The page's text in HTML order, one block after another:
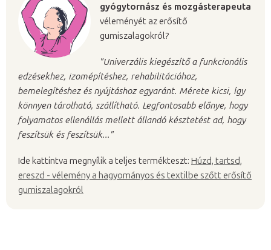
gyógytornász és mozgásterapeuta
véleményét az erősítő
gumiszalagokról?
"Univerzális kiegészítő a funkcionális
edzésekhez, izomépítéshez, rehabilitációhoz,
bemelegítéshez és nyújtáshoz egyaránt. Mérete kicsi, így
könnyen tárolható, szállítható. Legfontosabb előnye, hogy
folyamatos ellenállás mellett állandó késztetést ad, hogy
feszítsük és feszítsük..."
Ide kattintva megnyílik a teljes termékteszt: Húzd, tartsd,
ereszd - vélemény a hagyományos és textilbe szőtt erősítő
gumiszalagokról